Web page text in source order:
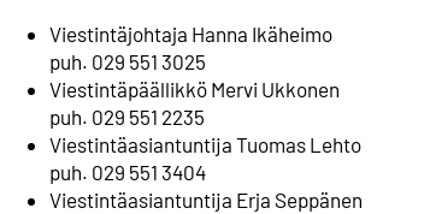
Viestintäjohtaja Hanna Ikäheimo
puh. 029 551 3025
Viestintäpäällikkö Mervi Ukkonen
puh. 029 551 2235
Viestintäasiantuntija Tuomas Lehto
puh. 029 551 3404
Viestintäasiantuntija Erja Seppänen